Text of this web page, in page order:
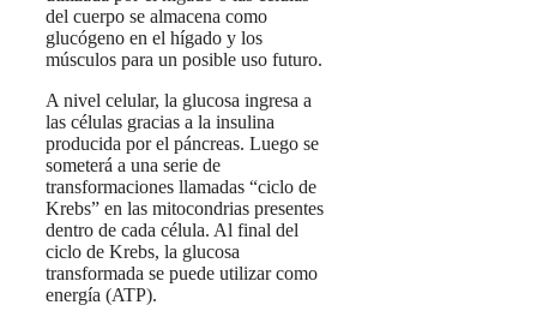
del cuerpo se almacena como
glucógeno en el hígado y los
músculos para un posible uso futuro.
A nivel celular, la glucosa ingresa a
las células gracias a la insulina
producida por el páncreas. Luego se
someterá a una serie de
transformaciones llamadas “ciclo de
Krebs” en las mitocondrias presentes
dentro de cada célula. Al final del
ciclo de Krebs, la glucosa
transformada se puede utilizar como
energía (ATP).